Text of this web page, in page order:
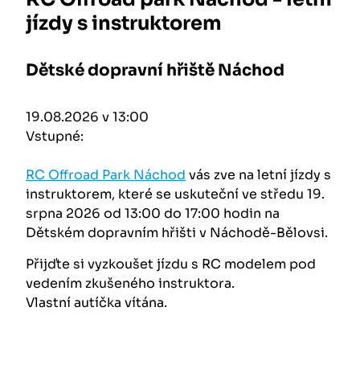
jízdy s instruktorem
Dětské dopravní hřiště Náchod
19.08.2026 v 13:00
Vstupné:
RC Offroad Park Náchod vás zve na letní jízdy s
instruktorem, které se uskuteční ve středu 19.
srpna 2026 od 13:00 do 17:00 hodin na
Dětském dopravním hřišti v Náchodě-Bělovsi.
Přijďte si vyzkoušet jízdu s RC modelem pod
vedením zkušeného instruktora.
Vlastní autíčka vítána.